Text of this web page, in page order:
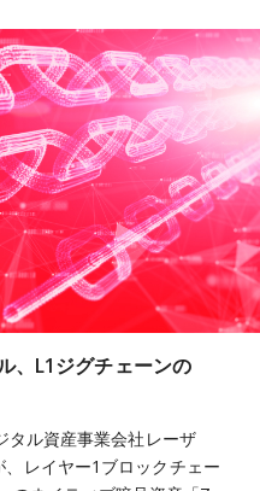
、L1ジグチェーンの
タル資産事業会社レーザ
レイヤー1ブロックチェー